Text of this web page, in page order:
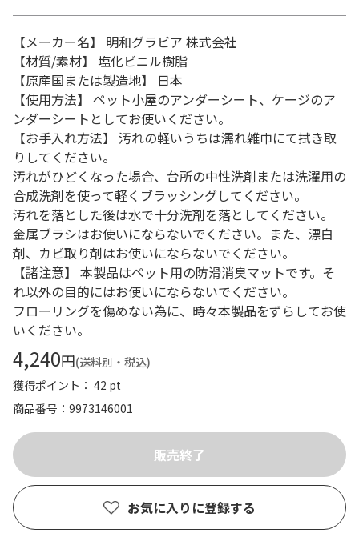
【メーカー名】 明和グラビア 株式会社
【材質/素材】 塩化ビニル樹脂
【原産国または製造地】 日本
【使用方法】 ペット小屋のアンダーシート、ケージのア
ンダーシートとしてお使いください。
【お手入れ方法】 汚れの軽いうちは濡れ雑巾にて拭き取
りしてください。
汚れがひどくなった場合、台所の中性洗剤または洗濯用の
合成洗剤を使って軽くブラッシングしてください。
汚れを落とした後は水で十分洗剤を落としてください。
金属ブラシはお使いにならないでください。また、漂白
剤、カビ取り剤はお使いにならないでください。
【諸注意】 本製品はペット用の防滑消臭マットです。そ
れ以外の目的にはお使いにならないでください。
フローリングを傷めない為に、時々本製品をずらしてお使
いください。
4,240円(送料別・税込)
獲得ポイント： 42 pt
商品番号
9973146001
お気に入りに登録する